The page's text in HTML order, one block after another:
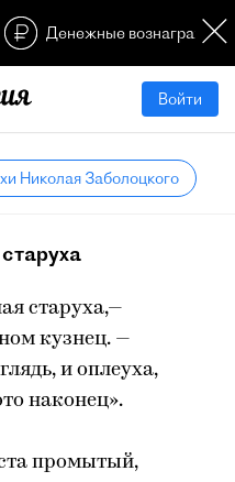
Денежные
Войти
Николая Заболоцкого
старуха,—
кузнец. —
и оплеуха,
наконец».
промытый,